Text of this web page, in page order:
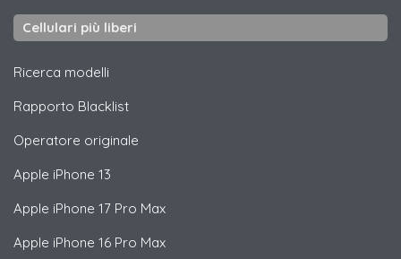
Cellulari più liberi
Ricerca modelli
Rapporto Blacklist
Operatore originale
Apple iPhone 13
Apple iPhone 17 Pro Max
Apple iPhone 16 Pro Max